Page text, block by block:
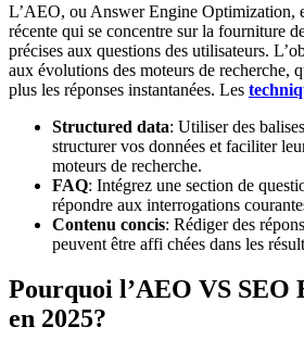
L’AEO, ou Answer Engine Optimization,
récente qui se concentre sur la fourniture
précises aux questions des utilisateurs.
aux évolutions des moteurs de recherche,
plus les réponses instantanées. Les
Structured data: Utiliser des
structurer vos données et faciliter
moteurs de recherche.
FAQ: Intégrez une section de
répondre aux interrogations
Contenu concis: Rédiger des
peuvent être affi chées dans les
Pourquoi l’AEO VS
en 2025?